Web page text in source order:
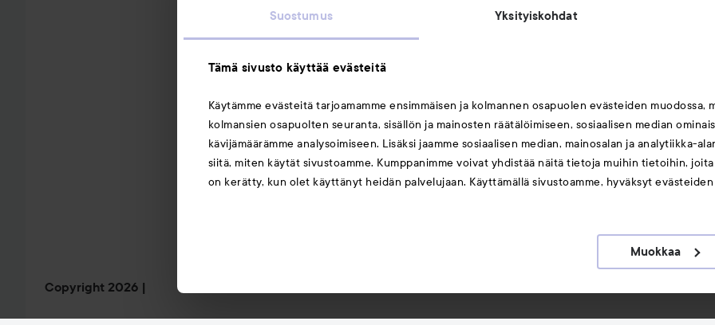
Suostumus Yksityiskohdat
Tämä sivusto käyttää evästeitä
Käytämme evästeitä tarjoamamme ensimmäisen ja kolmannen osapuolen evästeiden muodossa,
kolmansien osapuolten seuranta, sisällön ja mainosten räätälöimiseen, sosiaalisen median
kävijämäärämme analysoimiseen. Lisäksi jaamme sosiaalisen median, mainosalan ja analytiikka-
siitä, miten käytät sivustoamme. Kumppanimme voivat yhdistää näitä tietoja muihin tietoihin,
on kerätty, kun olet käyttänyt heidän palvelujaan. Käyttämällä sivustoamme, hyväksyt
Muokkaa
Saattaisit myös tykätä
Huulet
Copyright 2026